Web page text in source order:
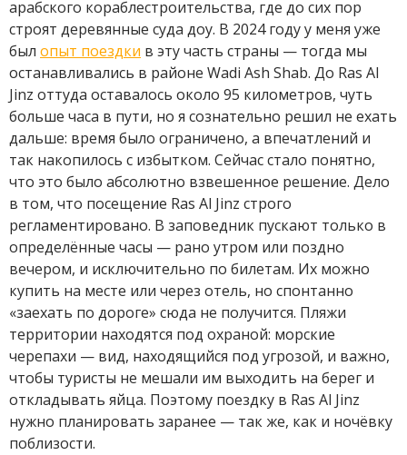
арабского кораблестроительства, где до сих пор
строят деревянные суда доу. В 2024 году у меня уже
был опыт поездки в эту часть страны — тогда мы
останавливались в районе Wadi Ash Shab. До Ras Al
Jinz оттуда оставалось около 95 километров, чуть
больше часа в пути, но я сознательно решил не ехать
дальше: время было ограничено, а впечатлений и
так накопилось с избытком. Сейчас стало понятно,
что это было абсолютно взвешенное решение. Дело
в том, что посещение Ras Al Jinz строго
регламентировано. В заповедник пускают только в
определённые часы — рано утром или поздно
вечером, и исключительно по билетам. Их можно
купить на месте или через отель, но спонтанно
«заехать по дороге» сюда не получится. Пляжи
территории находятся под охраной: морские
черепахи — вид, находящийся под угрозой, и важно,
чтобы туристы не мешали им выходить на берег и
откладывать яйца. Поэтому поездку в Ras Al Jinz
нужно планировать заранее — так же, как и ночёвку
поблизости.